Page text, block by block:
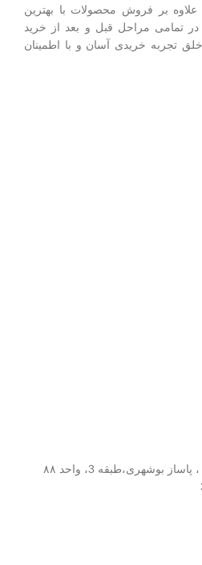
بر فروش محصولات با بهترین
در تمامی مراحل قبل و بعد از خرید
تجربه خریدی آسان و با اطمینان
بوشهری،طبقه 3، واحد ۸۸